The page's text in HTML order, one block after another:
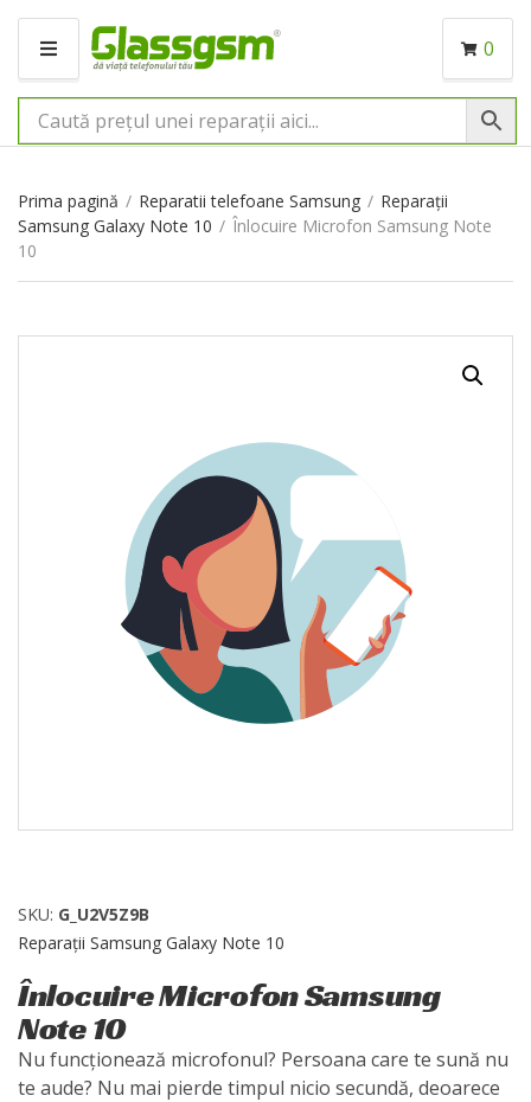
M
N
I
0
Prima pagină / Reparatii telefoane Samsung / Reparații
Samsung Galaxy Note 10 / Înlocuire Microfon Samsung Note
10
SKU: G_U2V5Z9B
Reparații Samsung Galaxy Note 10
Înlocuire Microfon Samsung
Note 10
Nu funcționează microfonul? Persoana care te sună nu
te aude? Nu mai pierde timpul nicio secundă, deoarece